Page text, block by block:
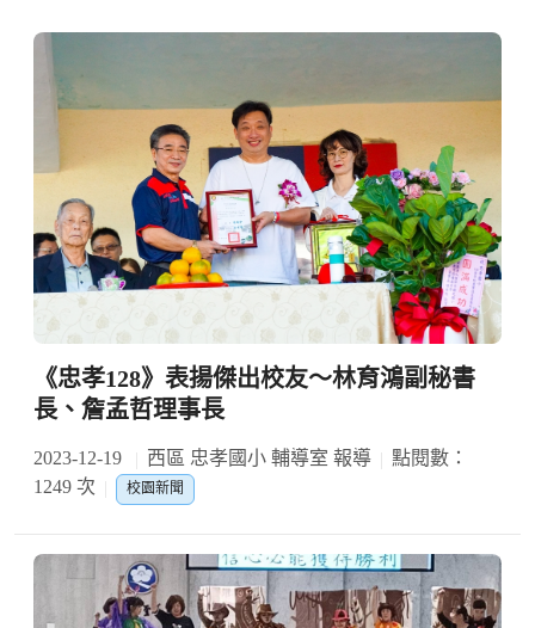
《忠孝128》表揚傑出校友〜林育鴻副秘書
長、詹孟哲理事長
2023-12-19 西區 忠孝國小 輔導室 報導
點閱數：
1249 次
校園新聞